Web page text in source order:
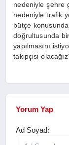
nedeniyle şehre
nedeniyle trafik
bütçe
doğrultusunda
yapılmasını
takipçisi
Yorum Yap
Ad Soyad: